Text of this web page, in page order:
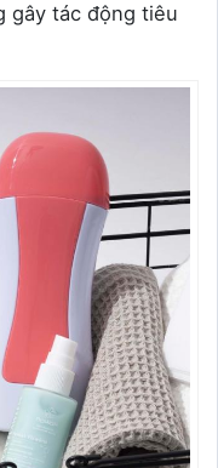
gây tác động tiêu